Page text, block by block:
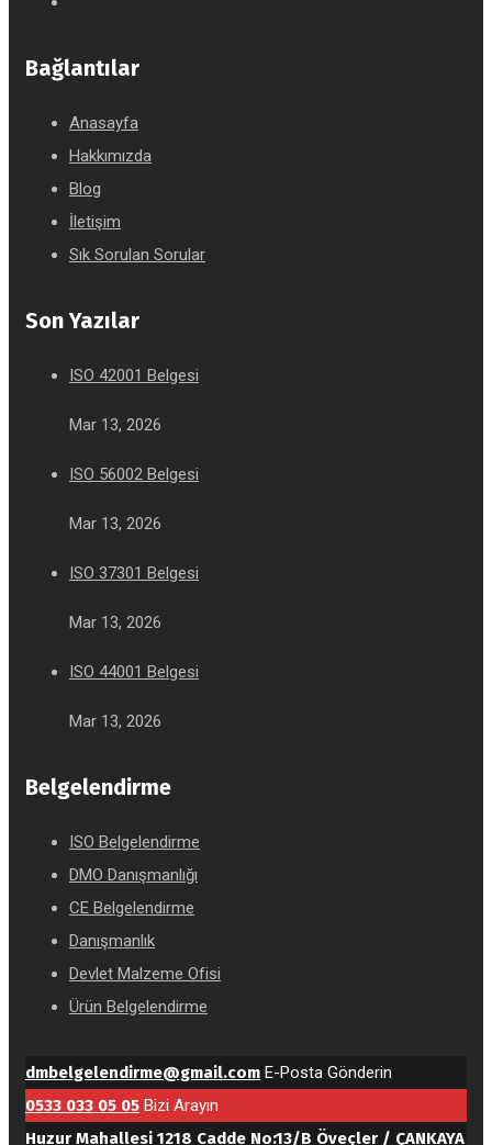
Bağlantılar
Anasayfa
Hakkımızda
Blog
İletişim
Sık Sorulan Sorular
Son Yazılar
ISO 42001 Belgesi
Mar 13, 2026
ISO 56002 Belgesi
Mar 13, 2026
ISO 37301 Belgesi
Mar 13, 2026
ISO 44001 Belgesi
Mar 13, 2026
Belgelendirme
ISO Belgelendirme
DMO Danışmanlığı
CE Belgelendirme
Danışmanlık
Devlet Malzeme Ofisi
Ürün Belgelendirme
dmbelgelendirme@gmail.com E-Posta Gönderin
0533 033 05 05 Bizi Arayın
Huzur Mahallesi 1218 Cadde No:13/B Öveçler / ÇANKAYA